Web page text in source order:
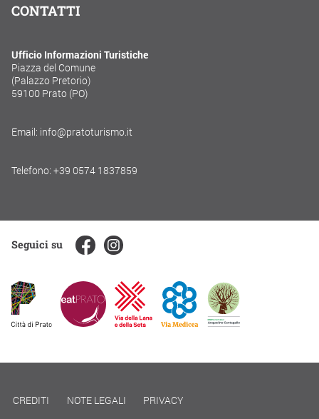
CONTATTI
Ufficio Informazioni Turistiche
Piazza del Comune
(Palazzo Pretorio)
59100 Prato (PO)
Email: info@pratoturismo.it
Telefono: +39 0574 1837859
Seguici su
CREDITI NOTE LEGALI PRIVACY